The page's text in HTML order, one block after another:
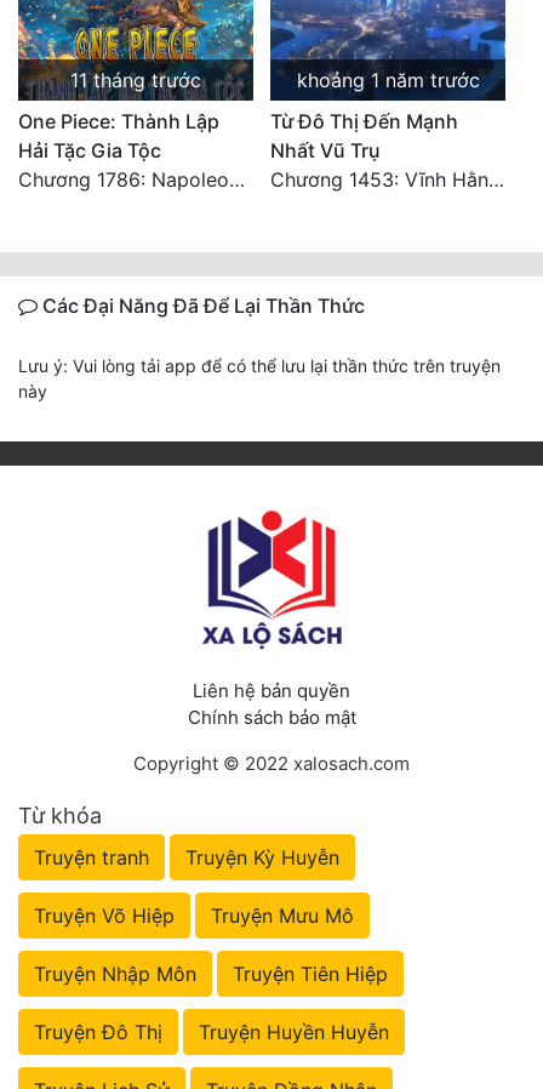
11 tháng trước
One Piece: Thành Lập
Hải Tặc Gia Tộc
Chương 1786: Napoleon VS Weevil (2)
khoảng 1 năm trước
Từ Đô Thị Đến Mạnh
Nhất Vũ Trụ
Chương 1453: Vĩnh Hằng Chi Cảnh! (Đại kết cục) 2
Các Đại Năng Đã Để Lại Thần Thức
Lưu ý: Vui lòng tải app để có thể lưu lại thần thức trên truyện
này
Liên hệ bản quyền
Chính sách bảo mật
Copyright © 2022 xalosach.com
Từ khóa
Truyện tranh Truyện Kỳ Huyễn
Truyện Võ Hiệp Truyện Mưu Mô
Truyện Nhập Môn Truyện Tiên Hiệp
Truyện Đô Thị Truyện Huyền Huyễn